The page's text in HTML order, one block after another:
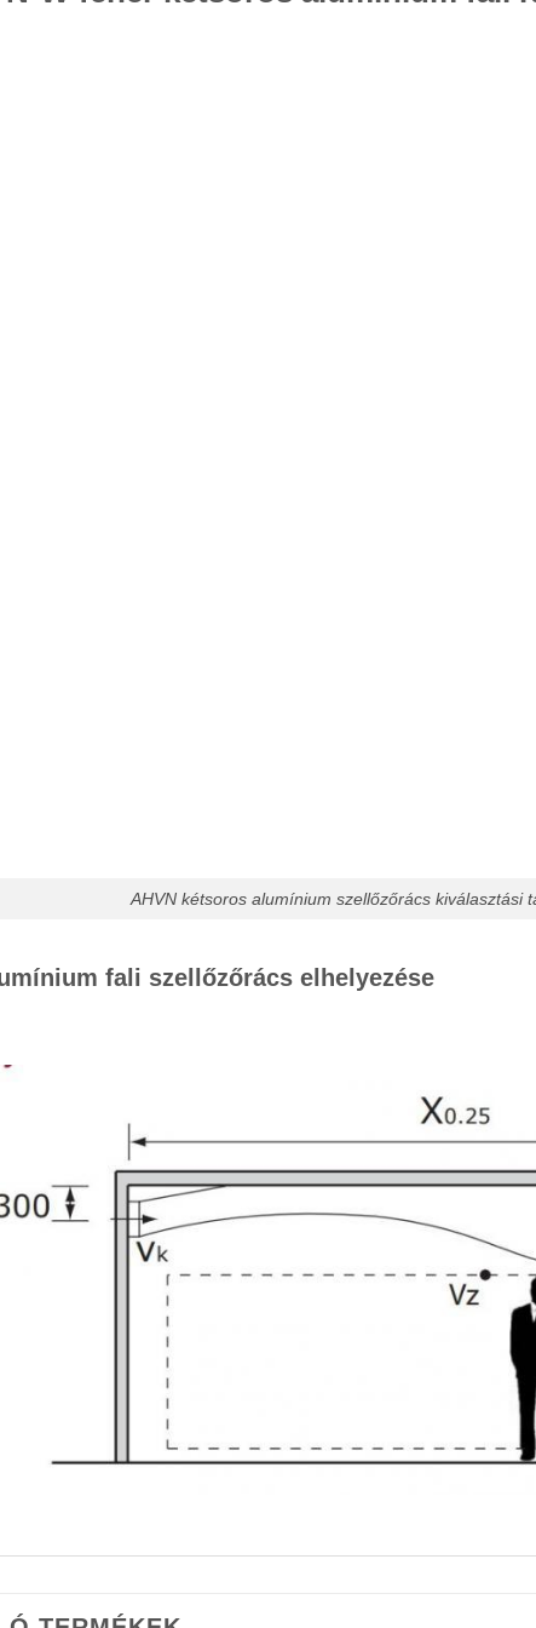
AHVN kétsoros alumínium szellőzőrács kiválasztási
fali szellőzőrács elhelyezése